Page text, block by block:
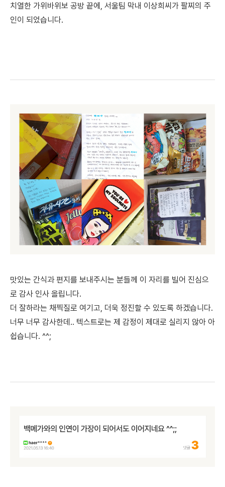
치열한 가위바위보 공방 끝에, 서울팀 막내 이상희씨가 팔찌의 주
인이 되었습니다.
맛있는 간식과 편지를 보내주시는 분들께 이 자리를 빌어 진심으
로 감사 인사 올립니다.
더 잘하라는 채찍질로 여기고, 더욱 정진할 수 있도록 하겠습니다.
너무 너무 감사한데.. 텍스트로는 제 감정이 제대로 실리지 않아 아
쉽습니다. ^^;